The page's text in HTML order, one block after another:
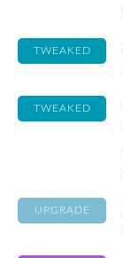
TWEAKED
TWEAKED
UPGRADE